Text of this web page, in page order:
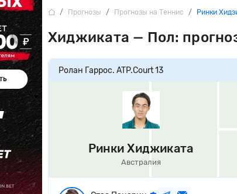
Хиджиката — Пол:
Прогнозы Прогнозы на Теннис Ринки
Ролан Гаррос. ATP.Court 13
Ринки Хиджиката
Австралия